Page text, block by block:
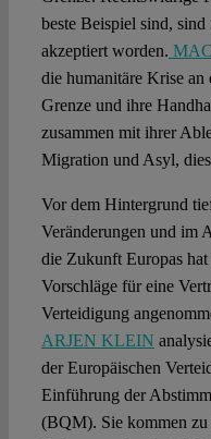
beste Beispiel sind,
akzeptiert worden.
die humanitäre Krise an
Grenze und ihre
zusammen mit ihrer
Migration und Asyl,
Vor dem Hintergrund
Veränderungen und im
die Zukunft Europas hat
Vorschläge für eine
Verteidigung
ARJEN KLEIN
der Europäischen
Einführung der
(BQM). Sie kommen zu